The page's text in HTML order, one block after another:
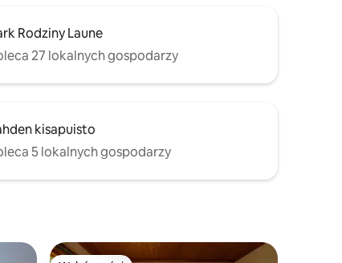
Rodziny Laune
27 lokalnych gospodarzy
kisapuisto
5 lokalnych gospodarzy